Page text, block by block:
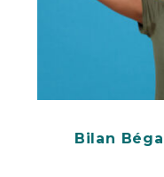
Bilan